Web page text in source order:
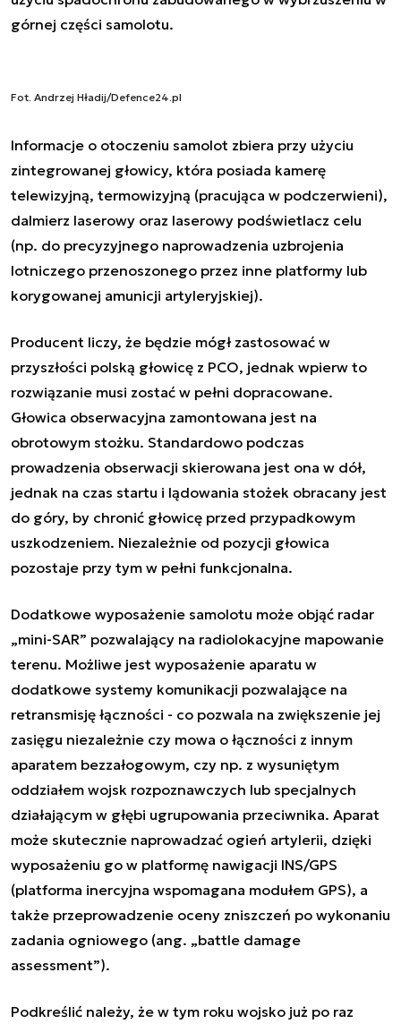
górnej części samolotu.
Fot. Andrzej Hładij/Defence24.pl
Informacje o otoczeniu samolot zbiera przy użyciu
zintegrowanej głowicy, która posiada kamerę
telewizyjną, termowizyjną (pracująca w podczerwieni),
dalmierz laserowy oraz laserowy podświetlacz celu
(np. do precyzyjnego naprowadzenia uzbrojenia
lotniczego przenoszonego przez inne platformy lub
korygowanej amunicji artyleryjskiej).
Producent liczy, że będzie mógł zastosować w
przyszłości polską głowicę z PCO, jednak wpierw to
rozwiązanie musi zostać w pełni dopracowane.
Głowica obserwacyjna zamontowana jest na
obrotowym stożku. Standardowo podczas
prowadzenia obserwacji skierowana jest ona w dół,
jednak na czas startu i lądowania stożek obracany jest
do góry, by chronić głowicę przed przypadkowym
uszkodzeniem. Niezależnie od pozycji głowica
pozostaje przy tym w pełni funkcjonalna.
Dodatkowe wyposażenie samolotu może objąć radar
„mini-SAR” pozwalający na radiolokacyjne mapowanie
terenu. Możliwe jest wyposażenie aparatu w
dodatkowe systemy komunikacji pozwalające na
retransmisję łączności - co pozwala na zwiększenie jej
zasięgu niezależnie czy mowa o łączności z innym
aparatem bezzałogowym, czy np. z wysuniętym
oddziałem wojsk rozpoznawczych lub specjalnych
działającym w głębi ugrupowania przeciwnika. Aparat
może skutecznie naprowadzać ogień artylerii, dzięki
wyposażeniu go w platformę nawigacji INS/GPS
(platforma inercyjna wspomagana modułem GPS), a
także przeprowadzenie oceny zniszczeń po wykonaniu
zadania ogniowego (ang. „battle damage
assessment”).
Podkreślić należy, że w tym roku wojsko już po raz